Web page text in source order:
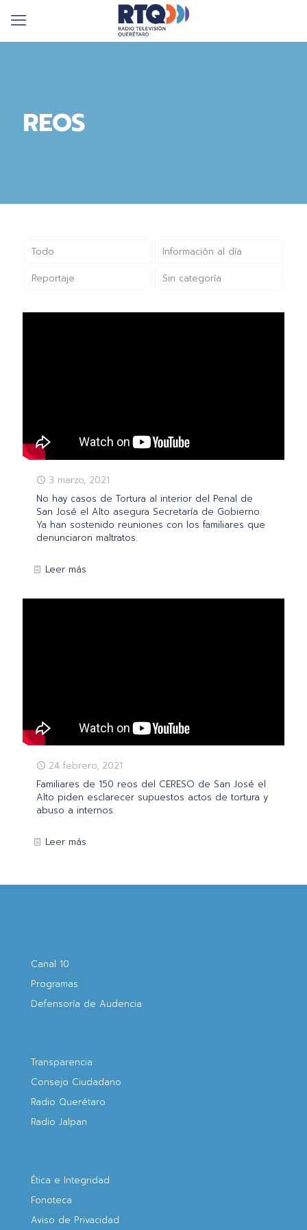
REOS
Todo Información al día
Reportaje Sin categoría
3 marzo, 2021
No hay casos de Tortura al interior del Penal de
San José el Alto asegura Secretaría de Gobierno.
Ya han sostenido reuniones con los familiares que
denunciaron maltratos.
Leer más
24 febrero, 2021
Familiares de 150 reos del CERESO de San José el
Alto piden esclarecer supuestos actos de tortura y
abuso a internos.
Leer más
Canal 10
Programas
Defensoría de Audencia
Transparencia
Consejo Ciudadano
Radio Querétaro
Radio Jalpan
Ética e Integridad
Fonoteca
Aviso de Privacidad